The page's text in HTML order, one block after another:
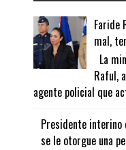
Faride
mal,
La
Raful,
agente policial que
Presidente interino
se le otorgue una